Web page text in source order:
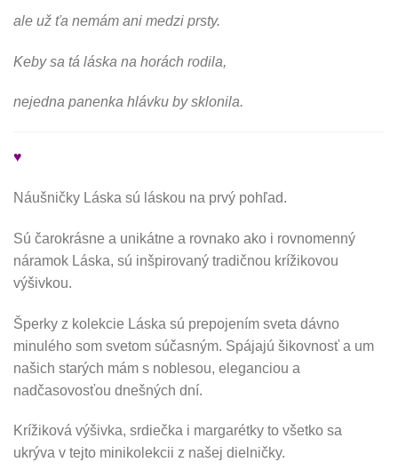
ale už ťa nemám ani medzi prsty.
Keby sa tá láska na horách rodila,
nejedna panenka hlávku by sklonila.
♥
Náušničky Láska sú láskou na prvý pohľad.
Sú čarokrásne a unikátne a rovnako ako i rovnomenný
náramok Láska, sú inšpirovaný tradičnou krížikovou
výšivkou.
Šperky z kolekcie Láska sú prepojením sveta dávno
minulého som svetom súčasným. Spájajú šikovnosť a um
našich starých mám s noblesou, eleganciou a
nadčasovosťou dnešných dní.
Krížiková výšivka, srdiečka i margarétky to všetko sa
ukrýva v tejto minikolekcii z našej dielničky.